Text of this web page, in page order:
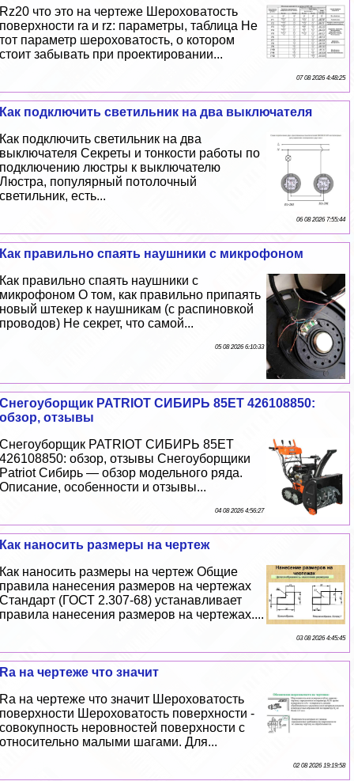
Rz20 что это на чертеже Шероховатость
поверхности ra и rz: параметры, таблица Не
тот параметр шероховатость, о котором
стоит забывать при проектировании...
07 08 2026 4:48:25
Как подключить светильник на два выключателя
Как подключить светильник на два
выключателя Секреты и тонкости работы по
подключению люстры к выключателю
Люстра, популярный потолочный
светильник, есть...
06 08 2026 7:55:44
Как правильно спаять наушники с микрофоном
Как правильно спаять наушники с
микрофоном О том, как правильно припаять
новый штекер к наушникам (с распиновкой
проводов) Не секрет, что самой...
05 08 2026 6:10:33
Снегоуборщик PATRIOT СИБИРЬ 85ЕТ 426108850:
обзор, отзывы
Снегоуборщик PATRIOT СИБИРЬ 85ЕТ
426108850: обзор, отзывы Снегоуборщики
Patriot Сибирь — обзор модельного ряда.
Описание, особенности и отзывы...
04 08 2026 4:56:27
Как наносить размеры на чертеж
Как наносить размеры на чертеж Общие
правила нанесения размеров на чертежах
Стандарт (ГОСТ 2.307-68) устанавливает
правила нанесения размеров на чертежах....
03 08 2026 4:45:45
Ra на чертеже что значит
Ra на чертеже что значит Шероховатость
поверхности Шероховатость поверхности -
совокупность неровностей поверхности с
относительно малыми шагами. Для...
02 08 2026 19:19:58